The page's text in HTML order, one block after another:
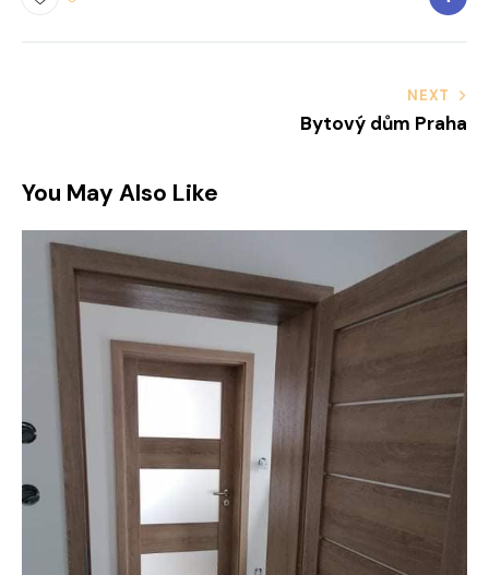
NEXT
Bytový dům Praha
You May Also Like